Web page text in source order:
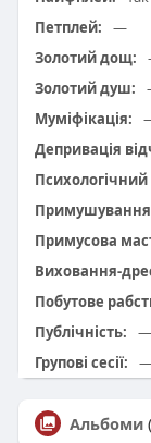
Петплей:
—
Золотий дощ:
Золотий душ:
Муміфікація:
Депривація
Психологічний
Примусова
Виховання-
Побутове
Публічність:
—
Групові сесії:
Альбоми